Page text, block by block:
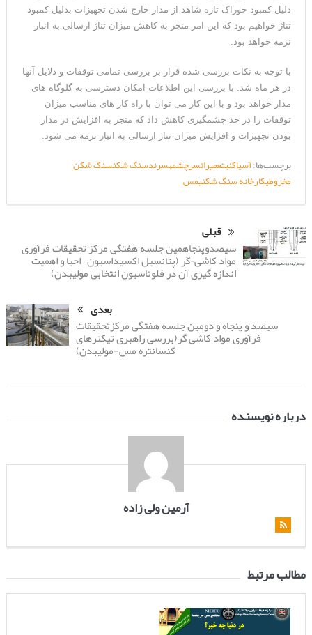
دلیل کمبود خوراک تازه شاهد از مدار خارج شدن تجهیزات بدلیل کمبود
تناژ خواهیم بود که این امر منجر به کاهش میزان تناژ ارسالی به انبار
نرمه خواهد بود.
با توجه به نکات بررسی شده قرار بر بررسی تمامی توقفات و دلایل آنها
در هر ماه شد. با بررسی این اطلاعات امکان دسترسی به گلوگاه های
مدار خواهد بود و با این کار می توان با راه کار های مناسب میزان
توقفات را در حد چشمگیری کاهش داد که منجر به افزایش در مدار
بودن تجهیزات و افزایش میزان تناژ ارسالی به انبار نرمه می شود.
برچسب‌ها:آسیاکنیتعمیراتسرچشمهسرندسنگ شکنسنگ شکن
مخروطیکارخانه سنگ شکنیمس
قبلی
سیصدوپنجاهمین جلسه هفتگی مرکز تحقیقات فرآوری
مواد کاشی¬گر (پتانسیل اکسیداسیون – احیا و اهمیت
اندازه گیری آن در فلوتاسیون انتخابی مولیبدن)
بعدی
سیصد و پنجاه و دومین جلسه هفتگی مرکزتحقیقات
فرآوری مواد کاشی گر(بررسی راهبری تیکنرهای
کنسانتره مس-مولیبدن)
درباره نویسنده
آرمین ولی زاده
مطالب مرتبط